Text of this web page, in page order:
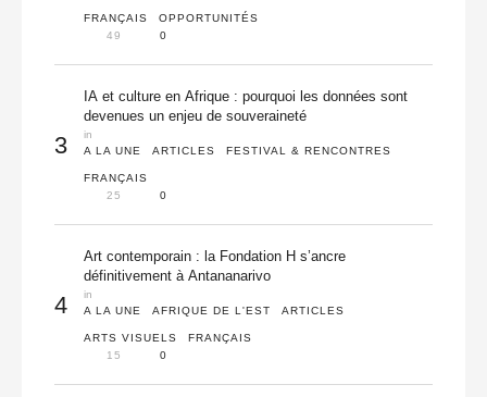
FRANÇAIS
OPPORTUNITÉS
49
0
3
IA et culture en Afrique : pourquoi les données sont
devenues un enjeu de souveraineté
in
A LA UNE
ARTICLES FESTIVAL & RENCONTRES
FRANÇAIS
25
0
4
Art contemporain : la Fondation H s’ancre
définitivement à Antananarivo
in
A LA UNE
AFRIQUE DE L'EST ARTICLES
ARTS VISUELS
FRANÇAIS
15
0